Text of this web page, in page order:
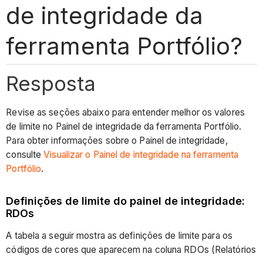
de integridade da
ferramenta Portfólio?
Resposta
Revise as seções abaixo para entender melhor os valores
de limite no Painel de integridade da ferramenta Portfólio.
Para obter informações sobre o Painel de integridade,
consulteVisualizar o Painel de integridade na ferramenta
Portfólio.
Definições de limite do painel de integridade:
RDOs
A tabela a seguir mostra as definições de limite para os
códigos de cores que aparecem na coluna RDOs (Relatórios